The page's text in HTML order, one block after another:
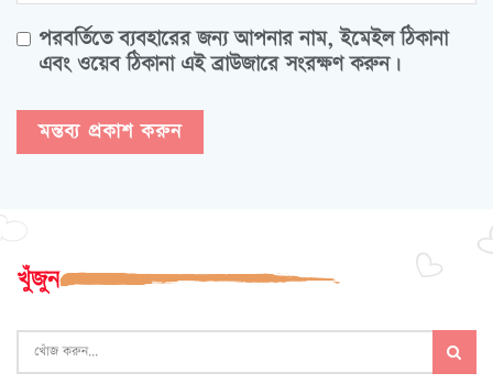
পরবর্তিতে ব্যবহারের জন্য আপনার নাম, ইমেইল ঠিকানা
এবং ওয়েব ঠিকানা এই ব্রাউজারে সংরক্ষণ করুন।
খুঁজুন